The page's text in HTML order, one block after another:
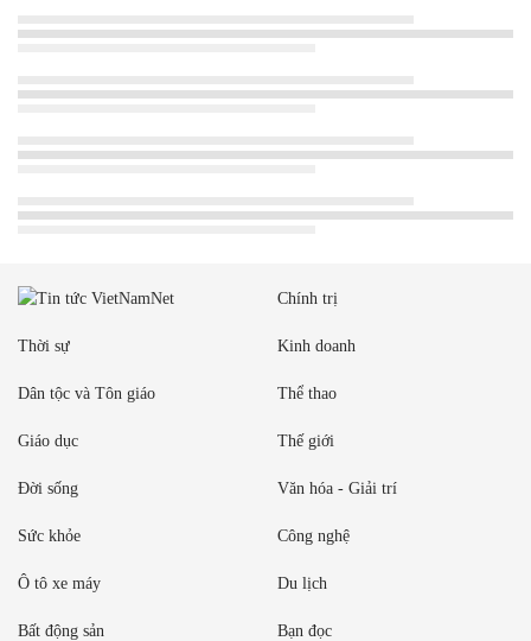
Chính trị
Thời sự Kinh doanh
Dân tộc và Tôn giáo Thể thao
Giáo dục Thế giới
Đời sống Văn hóa - Giải trí
Sức khỏe Công nghệ
Ô tô xe máy Du lịch
Bất động sản Bạn đọc